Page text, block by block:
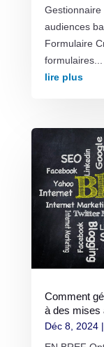
audiences
Formulaire
formulaires...
lire plus
Comment
à des mises
Déc 8, 2024|